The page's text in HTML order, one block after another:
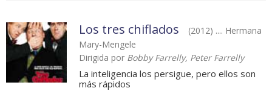
Los tres chiflados
(2012) .... Hermana
Mary-Mengele
Dirigida por Bobby Farrelly, Peter Farrelly
La inteligencia los persigue, pero ellos son
más rápidos